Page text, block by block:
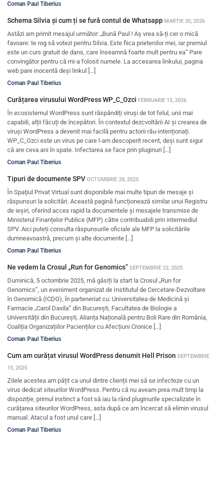
Coman Paul Tiberius
Schema Silvia și cum ți se fură contul de Whatsapp MARTIE 20, 2026
Astăzi am primit mesajul următor: „Bună Paul ! Aș vrea să-ți cer o mică
favoare: te rog să votezi pentru Silvia. Este fiica prietenilor mei, iar premiul
este un curs gratuit de dans, care înseamnă foarte mult pentru ea” Pare
convingător pentru că mi-a folosit numele. La accesarea linkului, pagina
web pare inocentă deși linkul […]
Coman Paul Tiberius
Curățarea virusului WordPress WP_C_Ozci FEBRUARIE 15, 2026
În ecosistemul WordPress sunt răspândiți viruși de tot felul, unii mai
capabili, alții făcuți de începători. În contextul dezcvoltării AI și crearea de
viruși WordPress a devenit mai facilă pentru actorii rău-intenționați.
WP_C_Ozci este un virus pe care l-am descoperit recent, deși sunt sigur
că are ceva ani în spate. Infectarea se face prin pluginuri […]
Coman Paul Tiberius
Tipuri de documente SPV OCTOMBRIE 28, 2025
În Spaţiul Privat Virtual sunt disponibile mai multe tipuri de mesaje şi
răspunsuri la solicitări. Această pagină funcționează similar unui Registru
de ieșiri, oferind acces rapid la documentele și mesajele transmise de
Ministerul Finanțelor Publice (MFP) către contribuabili prin intermediul
SPV. Aici puteți consulta răspunsurile oficiale ale MFP la solicitările
dumneavoastră, precum și alte documente […]
Coman Paul Tiberius
Ne vedem la Crosul „Run for Genomics” SEPTEMBRIE 22, 2025
Duminică, 5 octombrie 2025, mă găsiți la start la Crosul „Run for
Genomics”, un eveniment organizat de Institutul de Cercetare-Dezvoltare
în Genomică (ICDG), în parteneriat cu: Universitatea de Medicină și
Farmacie „Carol Davila” din București, Facultatea de Biologie a
Universității din București, Alianța Națională pentru Boli Rare din România,
Coaliția Organizațiilor Pacienților cu Afecțiuni Cronice […]
Coman Paul Tiberius
Cum am curățat virusul WordPress denumit Hell Prison SEPTEMBRIE
15, 2025
Zilele acestea am pățit ca unul dintre clienții mei să se infecteze cu un
virus dedicat siteurilor WordPress. Pentru că nu aveam prea mult timp la
dispoziție, primul instinct a fost să iau la rând pluginurile specializate în
curățarea siteurilor WordPress, asta după ce am încercat să elimin virusul
manual. Atacul a fost unul care […]
Coman Paul Tiberius